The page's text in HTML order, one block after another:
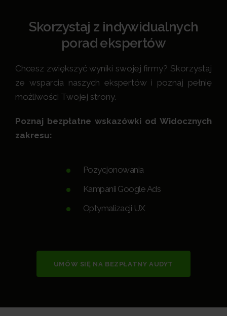
Skorzystaj z indywidualnych
porad ekspertów
Chcesz zwiększyć wyniki swojej firmy? Skorzystaj
ze wsparcia naszych ekspertów i poznaj pełnię
możliwości Twojej strony.
Poznaj bezpłatne wskazówki od Widocznych
zakresu:
Pozycjonowania
Kampanii Google Ads
Optymalizacji UX
UMÓW SIĘ NA BEZPŁATNY AUDYT